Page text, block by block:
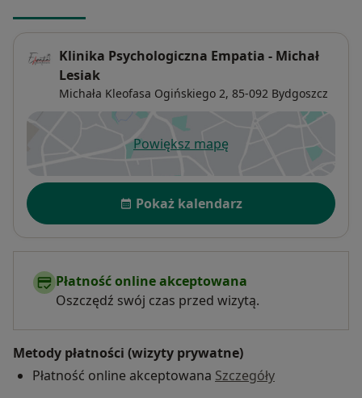
proszę napisz do mnie w wiadomości prywatnej.
Psycholog nie ma uprawnień do wystawiania
recept.
W ramach mojej praktyki nie wystawiam recept
ani nie prowadzę farmakoterapii.
Klinika Psychologiczna Empatia - Michał
Lesiak
Michała Kleofasa Ogińskiego 2, 85-092 Bydgoszcz
Powiększ mapęotwiera się w nowej karcie
Dostępność
Pokaż kalendarz
Płatność online akceptowana
Oszczędź swój czas przed wizytą.
Metody płatności (wizyty prywatne)
Płatność online akceptowana Szczegóły